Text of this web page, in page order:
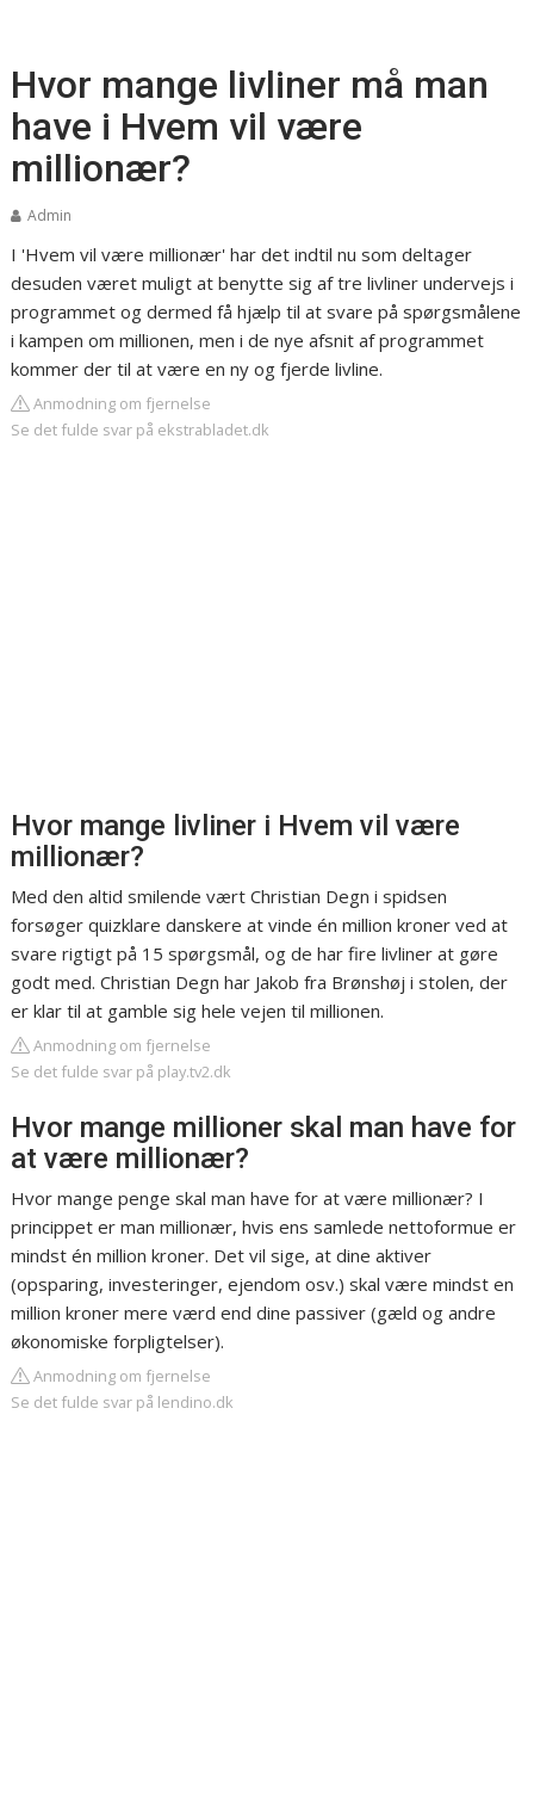
Hvor mange livliner må man
have i Hvem vil være
millionær?
Admin
I 'Hvem vil være millionær' har det indtil nu som deltager
desuden været muligt at benytte sig af tre livliner undervejs i
programmet og dermed få hjælp til at svare på spørgsmålene
i kampen om millionen, men i de nye afsnit af programmet
kommer der til at være en ny og fjerde livline.
Anmodning om fjernelse
Se det fulde svar på ekstrabladet.dk
Hvor mange livliner i Hvem vil være
millionær?
Med den altid smilende vært Christian Degn i spidsen
forsøger quizklare danskere at vinde én million kroner ved at
svare rigtigt på 15 spørgsmål, og de har fire livliner at gøre
godt med. Christian Degn har Jakob fra Brønshøj i stolen, der
er klar til at gamble sig hele vejen til millionen.
Anmodning om fjernelse
Se det fulde svar på play.tv2.dk
Hvor mange millioner skal man have for
at være millionær?
Hvor mange penge skal man have for at være millionær? I
princippet er man millionær, hvis ens samlede nettoformue er
mindst én million kroner. Det vil sige, at dine aktiver
(opsparing, investeringer, ejendom osv.) skal være mindst en
million kroner mere værd end dine passiver (gæld og andre
økonomiske forpligtelser).
Anmodning om fjernelse
Se det fulde svar på lendino.dk